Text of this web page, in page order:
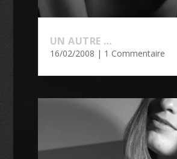
UN AUTRE …
16/02/2008 | 1 Commentaire